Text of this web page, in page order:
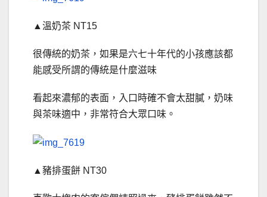
▲溫奶茶 NT15
很傳統的奶茶，如果是六七十年代的小孩應該都
能感受所謂的傳統是什麼滋味
看起來濃郁的表面，入口時確不會太甜膩，奶味
與茶味適中，非常符合大眾口味。
▲豬排蛋餅 NT30